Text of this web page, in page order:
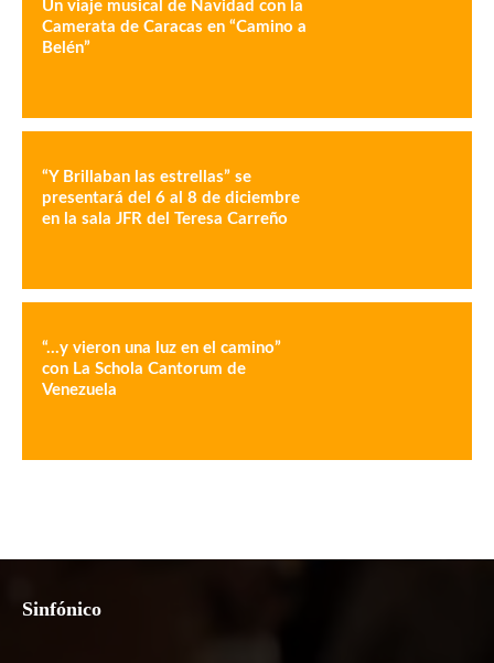
Un viaje musical de Navidad con la
Camerata de Caracas en “Camino a
Belén”
“Y Brillaban las estrellas” se
presentará del 6 al 8 de diciembre
en la sala JFR del Teresa Carreño
“…y vieron una luz en el camino”
con La Schola Cantorum de
Venezuela
Sinfónico